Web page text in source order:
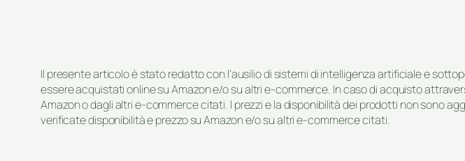
Il presente articolo è stato redatto con l’ausilio di sistemi di intelligenza artificiale e
essere acquistati online su Amazon e/o su altri e-commerce. In caso di acquisto
Amazon o dagli altri e-commerce citati. I prezzi e la disponibilità dei prodotti non sono
verificate disponibilità e prezzo su Amazon e/o su altri e-commerce citati.